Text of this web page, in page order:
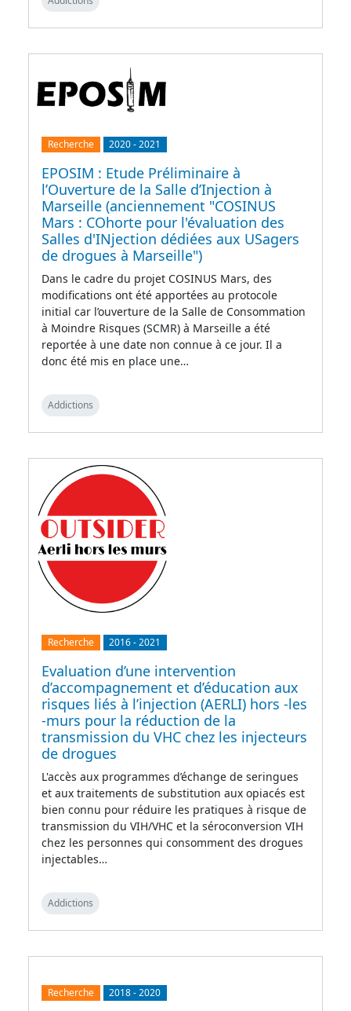
Recherche 2020-2021
EPOSIM : Etude Préliminaire à
l’Ouverture de la Salle d’Injection à
Marseille (anciennement "COSINUS
Mars : COhorte pour l'évaluation des
Salles d'INjection dédiées aux USagers
de drogues à Marseille")
Dans le cadre du projet COSINUS Mars, des
modifications ont été apportées au protocole
initial car l’ouverture de la Salle de Consommation
à Moindre Risques (SCMR) à Marseille a été
reportée à une date non connue à ce jour. Il a
donc été mis en place une…
Addictions
Recherche 2016-2021
Evaluation d’une intervention
d’accompagnement et d’éducation aux
risques liés à l’injection (AERLI) hors -les
-murs pour la réduction de la
transmission du VHC chez les injecteurs
de drogues
L'accès aux programmes d’échange de seringues
et aux traitements de substitution aux opiacés est
bien connu pour réduire les pratiques à risque de
transmission du VIH/VHC et la séroconversion VIH
chez les personnes qui consomment des drogues
injectables…
Addictions
Recherche 2018-2020